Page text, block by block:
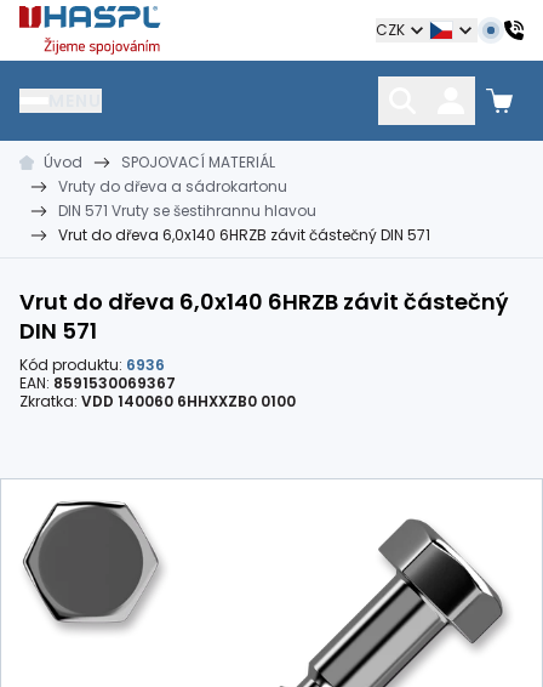
Hašpl CZK
HŘEBÍKY
kramle
SPOJOVACÍ MATERIÁL
vruty, šrouby, matice
Úvod
SPOJOVACÍ MATERIÁL
Vruty do dřeva a sádrokartonu
DIN 571 Vruty se šestihrannu hlavou
Vrut do dřeva 6,0x140 6HRZB závit částečný DIN 571
Vrut do dřeva 6,0x140 6HRZB závit částečný
DIN 571
Kód produktu: 6936
EAN: 8591530069367
Zkratka: VDD 140060 6HHXXZB0 0100